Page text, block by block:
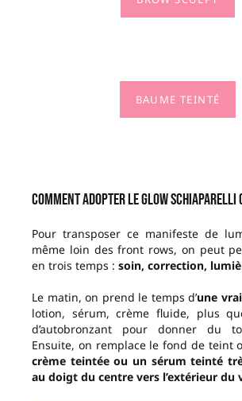
BAUME TEINTÉ
Comment adopter le glow Schiaparelli
Pour transposer ce manifeste de
même loin des front rows, on peut
en trois temps : soin, correction,
Le matin, on prend le temps d’une
lotion, sérum, crème fluide, plus
d’autobronzant pour donner du
Ensuite, on remplace le fond de teint
crème teintée ou un sérum teinté
au doigt du centre vers l’extérieur du